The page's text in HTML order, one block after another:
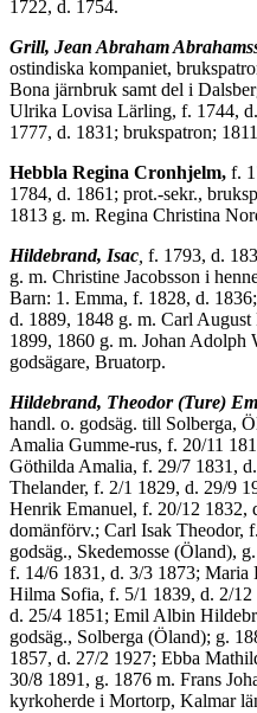
1722, d. 1754.
Grill, Jean Abraham
ostindiska kompaniet,
Bona järnbruk samt del i
Ulrika Lovisa Lärling, f. 1744,
1777, d. 1831; brukspatron;
Hebbla Regina Cronhjelm, f.
1784, d. 1861; prot.-sekr.,
1813 g. m. Regina Chri­stina
Hildebrand, Isac f. 1793, d.
g. m. Christine Jacobsson i
Barn: 1. Emma, f. 1828, d.
d. 1889, 1848 g. m. Carl
1899, 1860 g. m. Johan Adolph
godsägare, Bruatorp.
Hildebrand, Theodor (Ture)
handl. o. godsäg. till Solberga,
Amalia Gumme-rus, f. 20/11
Göthilda Amalia, f. 29/7 1831,
Thelander, f. 2/1 1829, d. 29/9
Henrik Emanuel, f. 20/12 1832,
domänförv.; Carl Isak Theodor,
godsäg., Skedemosse (Öland),
f. 14/6 1831, d. 3/3 1873;
Hilma Sofia, f. 5/1 1839, d. 2/
d. 25/4 1851; Emil Albin
godsäg., Solberga (Öland); g.
1857, d. 27/2 1927; Ebba
30/8 1891, g. 1876 m. Frans
kyrkoherde i Mortorp, Kalmar